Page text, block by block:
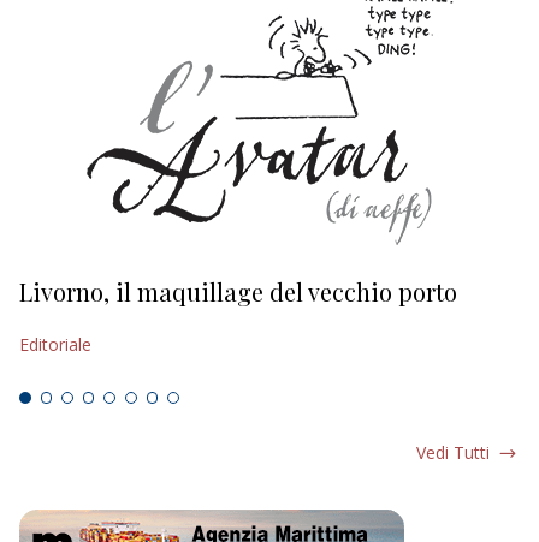
Livorno, il maquillage del vecchio porto
Editoriale
Vedi Tutti